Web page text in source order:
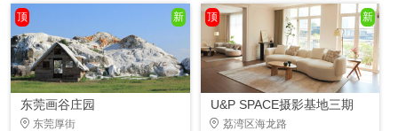
新
顶
东莞画谷庄园
东莞厚街
新
顶
U&P SPACE摄影基地三期
荔湾区海龙路